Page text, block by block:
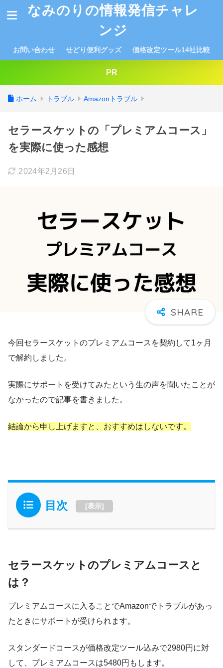
なみのりの情報発信チャレ
ンジ
お問い合わせ せどり便利グッズ 価格改定ツール14社比較
PR
ホーム トラブル Amazonトラブル
セラースケットの「プレミアムコース」
を実際に使った感想
2024年2月26日
今回セラースケットのプレミアムコースを契約して1ヶ月
で解約しました。
実際にサポートを受けてみたという生の声を聞いたことが
なかったので記事を書きました。
結論から申し上げますと、おすすめはしないです。
目次 [表示]
セラースケットのプレミアムコースと
は？
プレミアムコースに入ることでAmazonでトラブルがあっ
たときにサポートが受けられます。
スタンダードコースが価格改定ツール込みで2980円に対
して、プレミアムコースは5480円もします。